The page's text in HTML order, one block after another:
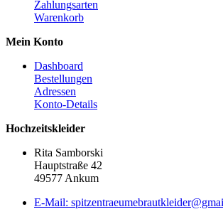
Zahlungsarten
Warenkorb
Mein Konto
Dashboard
Bestellungen
Adressen
Konto-Details
Hochzeitskleider
Rita Samborski
Hauptstraße 42
49577 Ankum
E-Mail: